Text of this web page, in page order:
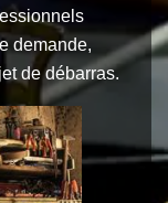
demande,
de débarras.